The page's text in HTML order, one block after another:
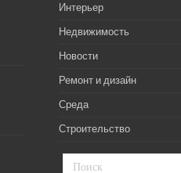
Интерьер
Недвижимость
Новости
Ремонт и дизайн
Среда
Строительство